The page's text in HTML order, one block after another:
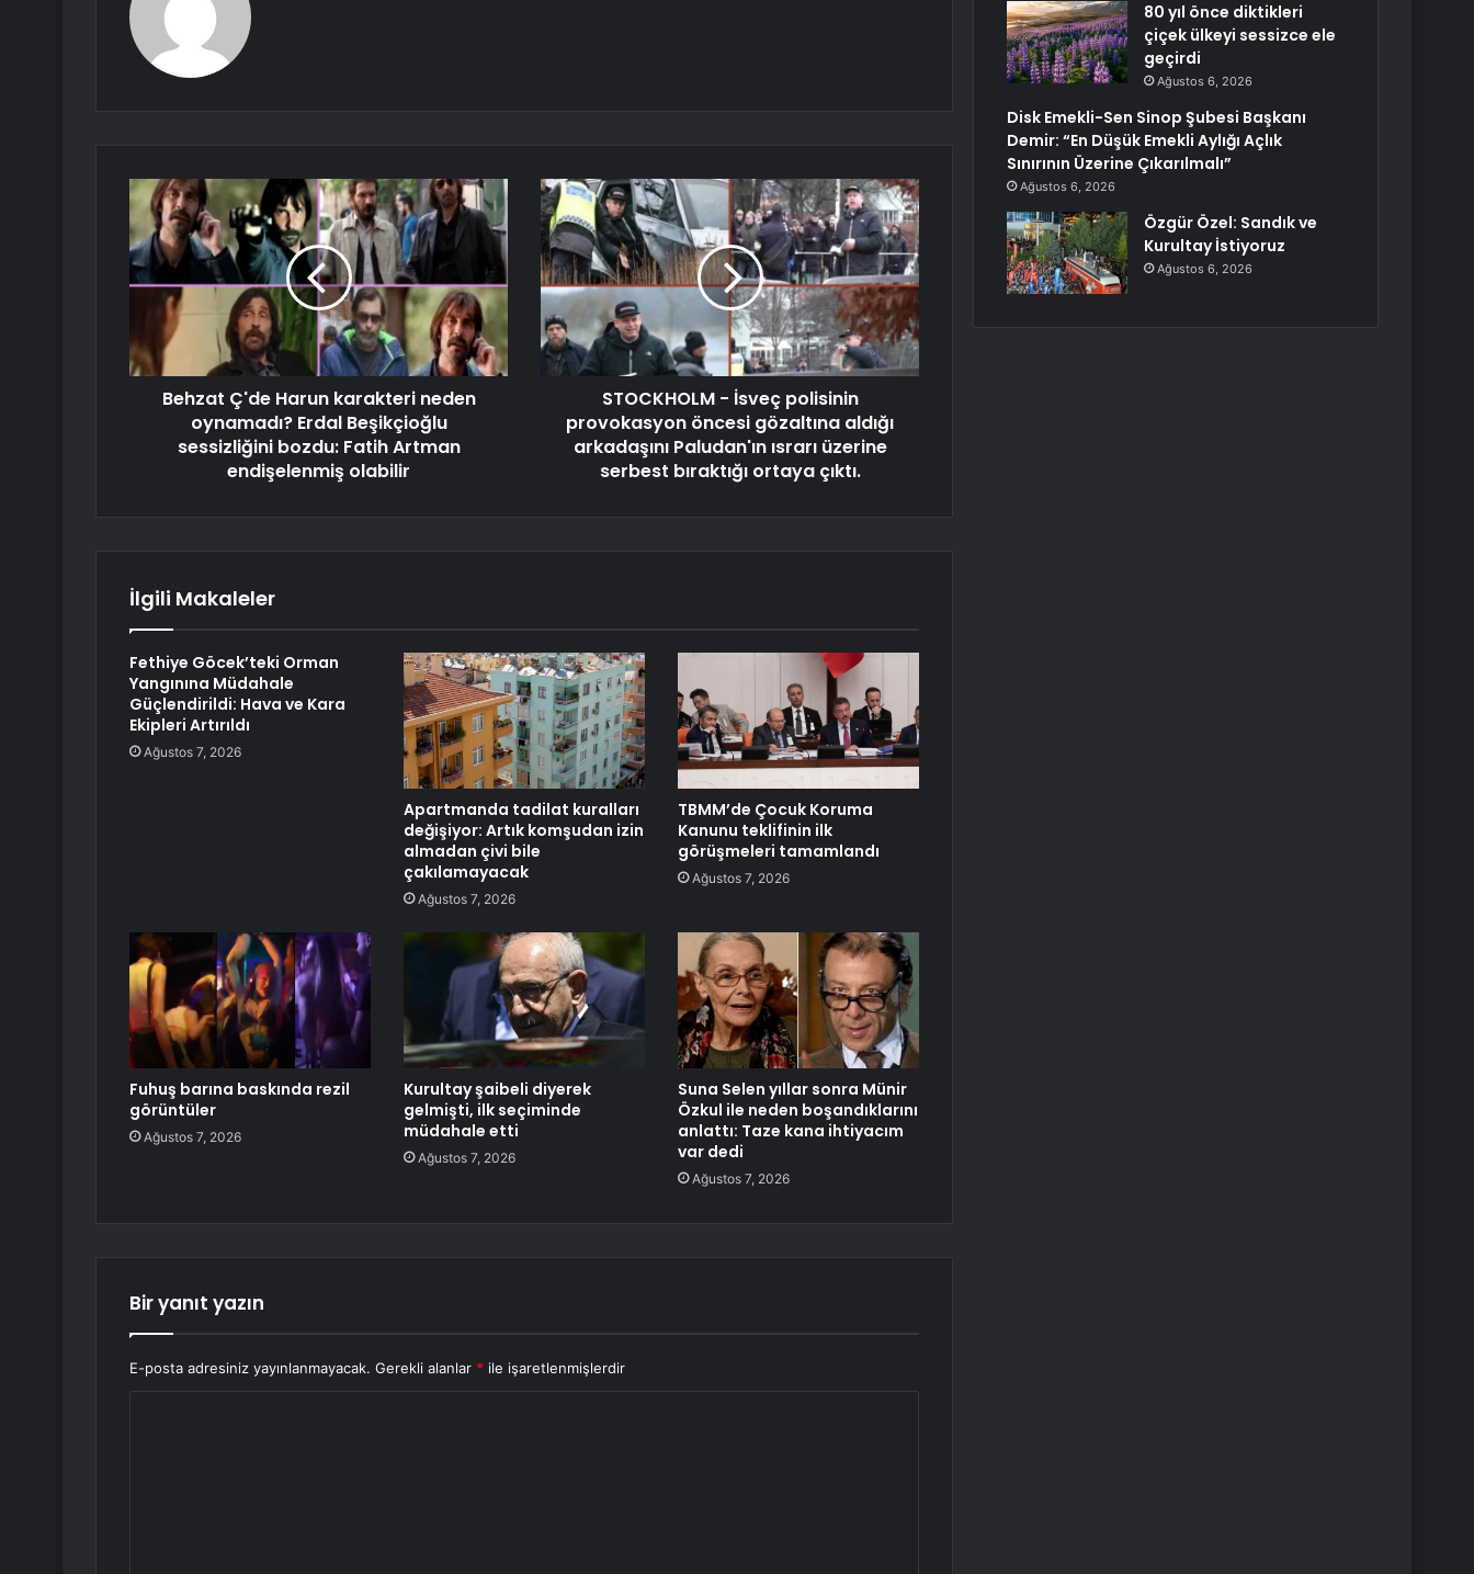
Behzat Ç'de Harun karakteri neden
oynamadı? Erdal Beşikçioğlu
sessizliğini bozdu: Fatih Artman
endişelenmiş olabilir
STOCKHOLM - İsveç polisinin
provokasyon öncesi gözaltına aldığı
arkadaşını Paludan'ın ısrarı üzerine
serbest bıraktığı ortaya çıktı.
İlgili Makaleler
Fethiye Göcek’teki Orman
Yangınına Müdahale
Güçlendirildi: Hava ve Kara
Ekipleri Artırıldı
Ağustos 7, 2026
Apartmanda tadilat kuralları
değişiyor: Artık komşudan izin
almadan çivi bile
çakılamayacak
Ağustos 7, 2026
TBMM’de Çocuk Koruma
Kanunu teklifinin ilk
görüşmeleri tamamlandı
Ağustos 7, 2026
Fuhuş barına baskında rezil
görüntüler
Ağustos 7, 2026
Kurultay şaibeli diyerek
gelmişti, ilk seçiminde
müdahale etti
Ağustos 7, 2026
Suna Selen yıllar sonra Münir
Özkul ile neden boşandıklarını
anlattı: Taze kana ihtiyacım
var dedi
Ağustos 7, 2026
Bir yanıt yazın
E-posta adresiniz yayınlanmayacak. Gerekli alanlar * ile işaretlenmişlerdir
80 yıl önce diktikleri
çiçek ülkeyi sessizce ele
geçirdi
Ağustos 6, 2026
Disk Emekli-Sen Sinop Şubesi Başkanı
Demir: “En Düşük Emekli Aylığı Açlık
Sınırının Üzerine Çıkarılmalı”
Ağustos 6, 2026
Özgür Özel: Sandık ve
Kurultay İstiyoruz
Ağustos 6, 2026